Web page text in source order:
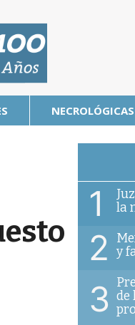
NECROLÓGICAS
1
la
2
y
3 de